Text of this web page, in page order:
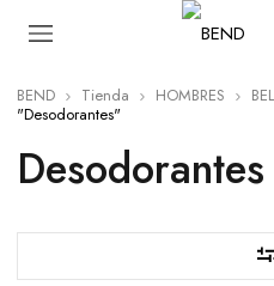
BEND Tienda HOMBRES
"Desodorantes"
Desodorantes